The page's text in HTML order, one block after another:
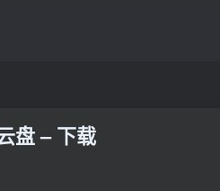
盘 – 下载